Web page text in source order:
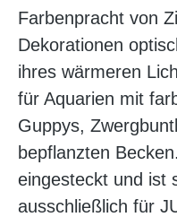
Farbenpracht von
Dekorationen
ihres wärmeren
für Aquarien mit
Guppys,
bepflanzten
eingesteckt und ist
ausschließlich für